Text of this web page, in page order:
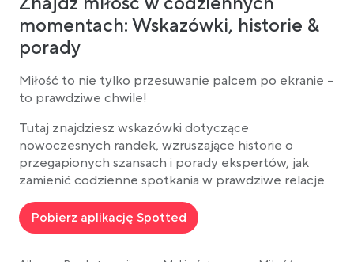
momentach: Wskazówki, historie &
porady
Miłość to nie tylko przesuwanie palcem po ekranie –
to prawdziwe chwile!
Tutaj znajdziesz wskazówki dotyczące
nowoczesnych randek, wzruszające historie o
przegapionych szansach i porady ekspertów, jak
zamienić codzienne spotkania w prawdziwe relacje.
Pobierz aplikację Spotted